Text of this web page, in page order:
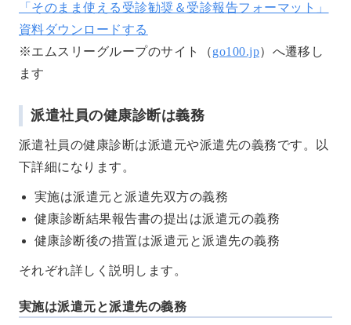
「そのまま使える受診勧奨＆受診報告フォーマット」
資料ダウンロードする
※エムスリーグループのサイト（go100.jp）へ遷移し
ます
派遣社員の健康診断は義務
派遣社員の健康診断は派遣元や派遣先の義務です。以
下詳細になります。
実施は派遣元と派遣先双方の義務
健康診断結果報告書の提出は派遣元の義務
健康診断後の措置は派遣元と派遣先の義務
それぞれ詳しく説明します。
実施は派遣元と派遣先の義務